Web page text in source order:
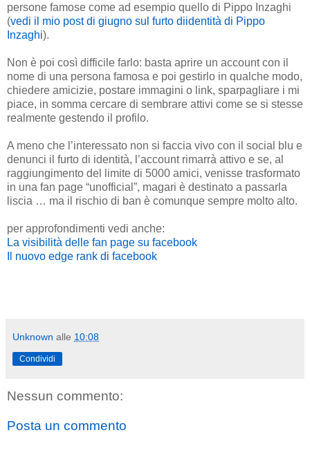
persone famose come ad esempio quello di Pippo Inzaghi
(vedi il mio post di giugno sul furto diidentità di Pippo
Inzaghi).
Non è poi così difficile farlo: basta aprire un account con il
nome di una persona famosa e poi gestirlo in qualche modo,
chiedere amicizie, postare immagini o link, sparpagliare i mi
piace, in somma cercare di sembrare attivi come se si stesse
realmente gestendo il profilo.
A meno che l’interessato non si faccia vivo con il social blu e
denunci il furto di identità, l’account rimarrà attivo e se, al
raggiungimento del limite di 5000 amici, venisse trasformato
in una fan page “unofficial”, magari è destinato a passarla
liscia … ma il rischio di ban è comunque sempre molto alto.
per approfondimenti vedi anche:
La visibilità delle fan page su facebook
Il nuovo edge rank di facebook
Unknown alle 10:08
Condividi
Nessun commento:
Posta un commento